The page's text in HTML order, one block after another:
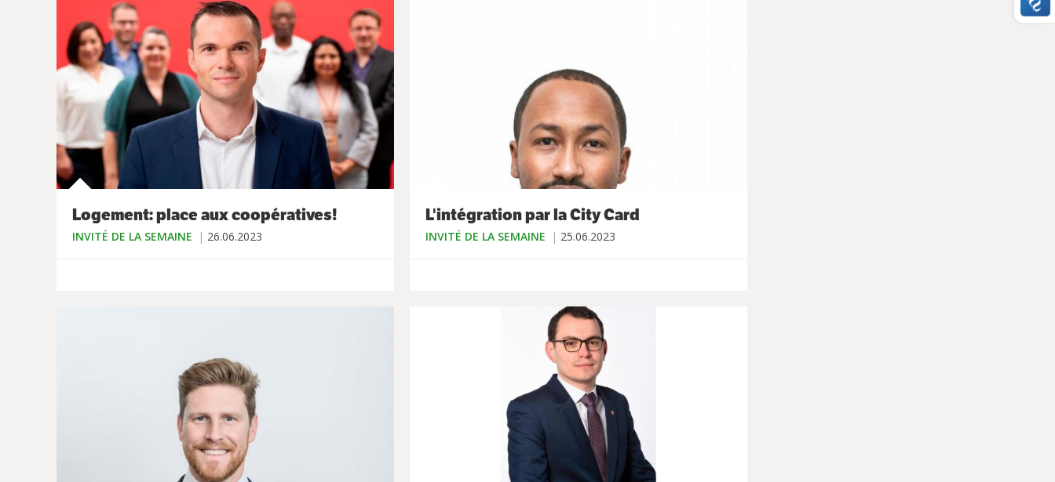
Logement: place aux coopératives!
INVITÉ DE LA SEMAINE 26.06.2023
L'intégration par la City Card
INVITÉ DE LA SEMAINE 25.06.2023